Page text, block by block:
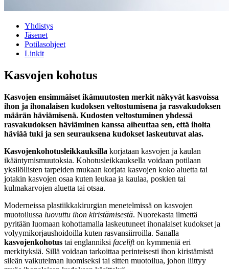
Yhdistys
Jäsenet
Potilasohjeet
Linkit
Kasvojen kohotus
Kasvojen ensimmäiset ikämuutosten merkit näkyvät kasvoissa
ihon ja ihonalaisen kudoksen veltostumisena ja rasvakudoksen
määrän häviämisenä. Kudosten veltostuminen yhdessä
rasvakudoksen häviäminen kanssa aiheuttaa sen, että iholta
häviää tuki ja sen seurauksena kudokset laskeutuvat alas.
Kasvojenkohotusleikkauksilla korjataan kasvojen ja kaulan
ikääntymismuutoksia. Kohotusleikkauksella voidaan potilaan
yksilöllisten tarpeiden mukaan korjata kasvojen koko aluetta tai
jotakin kasvojen osaa kuten leukaa ja kaulaa, poskien tai
kulmakarvojen aluetta tai otsaa.
Moderneissa plastiikkakirurgian menetelmissä on kasvojen
muotoilussa luovuttu ihon kiristämisestä. Nuorekasta ilmettä
pyritään luomaan kohottamalla laskeutuneet ihonalaiset kudokset ja
volyymikorjaushoidoilla kuten rasvansiirroilla. Sanalla
kasvojenkohotus tai englanniksi facelifton kymmeniä eri
merkityksiä. Sillä voidaan tarkoittaa perinteisesti ihon kiristämistä
sileän vaikutelman luomiseksi tai sitten muotoilua, johon liittyy